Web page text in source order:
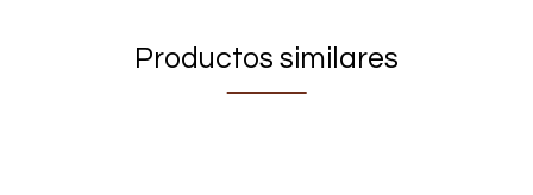
Productos similares